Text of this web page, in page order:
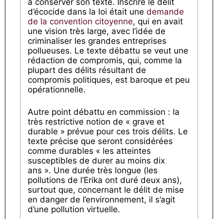
à conserver son texte. Inscrire le délit
d’écocide dans la loi était une demande
de la convention citoyenne, qui en avait
une vision très large, avec l’idée de
criminaliser les grandes entreprises
pollueuses. Le texte débattu se veut une
rédaction de compromis, qui, comme la
plupart des délits résultant de
compromis politiques, est baroque et peu
opérationnelle.
Autre point débattu en commission : la
très restrictive notion de « grave et
durable » prévue pour ces trois délits. Le
texte précise que seront considérées
comme durables « les atteintes
susceptibles de durer au moins dix
ans ». Une durée très longue (les
pollutions de l’Erika ont duré deux ans),
surtout que, concernant le délit de mise
en danger de l’environnement, il s’agit
d’une pollution virtuelle.